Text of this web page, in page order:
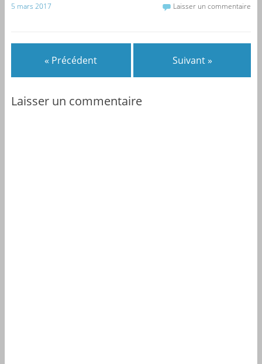
5 mars 2017 Laisser un commentaire
« Précédent Suivant »
Laisser un commentaire